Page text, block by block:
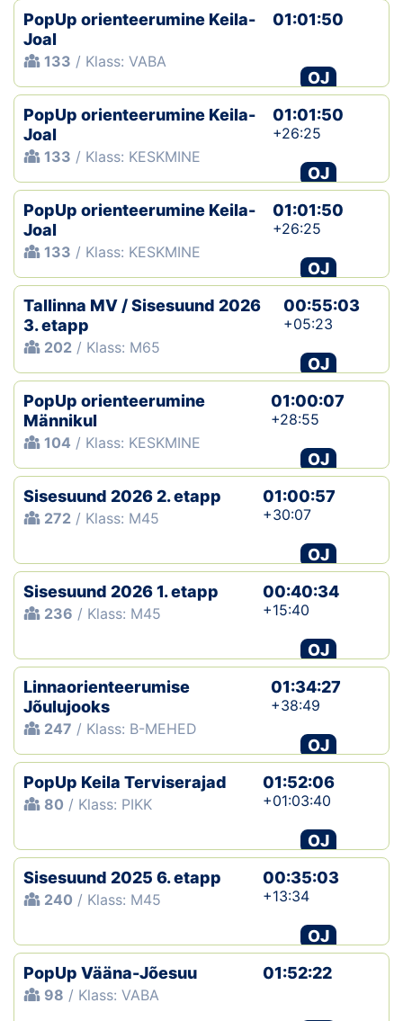
PopUp orienteerumine Keila-
Joal
133 / Klass: VABA
01:01:50
OJ
PopUp orienteerumine Keila-
Joal
133 / Klass: KESKMINE
01:01:50
+26:25
OJ
PopUp orienteerumine Keila-
Joal
133 / Klass: KESKMINE
01:01:50
+26:25
OJ
Tallinna MV / Sisesuund 2026
3. etapp
202 / Klass: M65
00:55:03
+05:23
OJ
PopUp orienteerumine
Männikul
104 / Klass: KESKMINE
01:00:07
+28:55
OJ
Sisesuund 2026 2. etapp
272 / Klass: M45
01:00:57
+30:07
OJ
Sisesuund 2026 1. etapp
236 / Klass: M45
00:40:34
+15:40
OJ
Linnaorienteerumise
Jõulujooks
247 / Klass: B-MEHED
01:34:27
+38:49
OJ
PopUp Keila Terviserajad
80 / Klass: PIKK
01:52:06
+01:03:40
OJ
Sisesuund 2025 6. etapp
240 / Klass: M45
00:35:03
+13:34
OJ
PopUp Vääna-Jõesuu
98 / Klass: VABA
01:52:22